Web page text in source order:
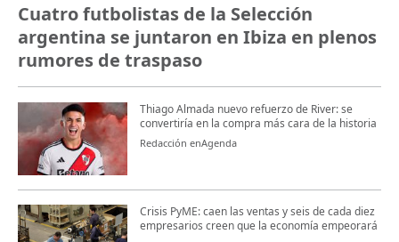
Cuatro futbolistas de la Selección
argentina se juntaron en Ibiza en plenos
rumores de traspaso
Thiago Almada nuevo refuerzo de River: se
convertiría en la compra más cara de la historia
Redacción enAgenda
Crisis PyME: caen las ventas y seis de cada diez
empresarios creen que la economía empeorará